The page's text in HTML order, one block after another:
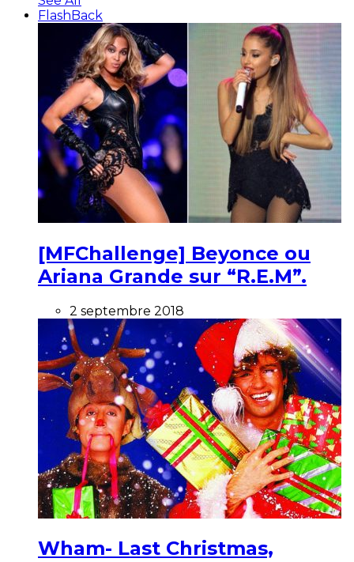
FlashBack
[MFChallenge] Beyonce ou
Ariana Grande sur “R.E.M”.
2 septembre 2018
Wham- Last Christmas,